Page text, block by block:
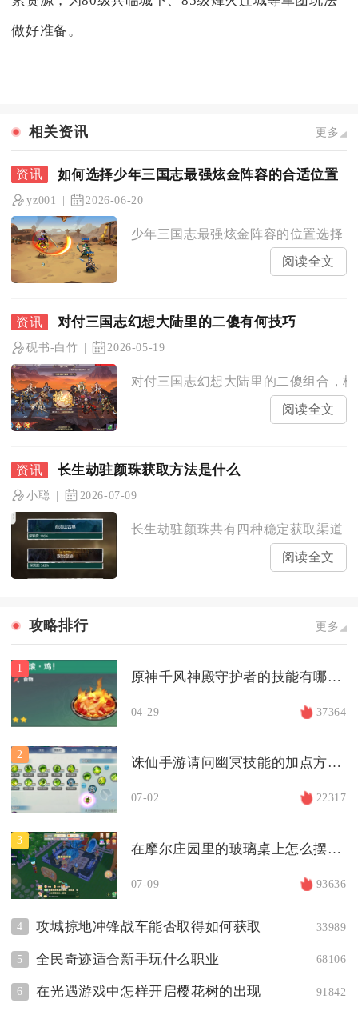
做好准备。
相关资讯 更多
如何选择少年三国志最强炫金阵容的合适位置
yz001 2026-06-20
少年三国志最强炫金阵容的位置选择
阅读全文
对付三国志幻想大陆里的二傻有何技巧
砚书-白竹 2026-05-19
对付三国志幻想大陆里的二傻组合，
阅读全文
长生劫驻颜珠获取方法是什么
小聪 2026-07-09
长生劫驻颜珠共有四种稳定获取渠道
阅读全文
攻略排行 更多
1
原神千风神殿守护者的技能有哪些该如何应对
04-29 37364
2
诛仙手游请问幽冥技能的加点方法是什么
07-02 22317
3
在摩尔庄园里的玻璃桌上怎么摆放东西
07-09 93636
4 攻城掠地冲锋战车能否取得如何获取 33989
5 全民奇迹适合新手玩什么职业 68106
6 在光遇游戏中怎样开启樱花树的出现 91842